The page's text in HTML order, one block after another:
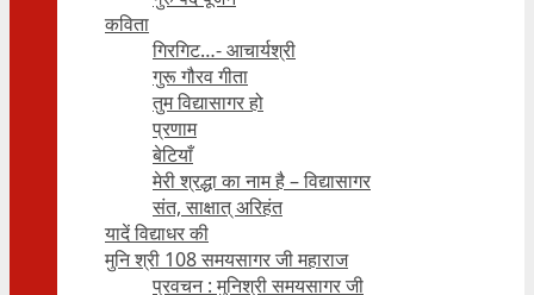
कविता
गिरगिट…- आचार्यश्री
गुरू गौरव गीता
तुम विद्यासागर हो
प्रणाम
बेटियाँ
मेरी श्रद्धा का नाम है – विद्यासागर
संत, साक्षात् अरिहंत
यादें विद्याधर की
मुनि श्री 108 समयसागर जी महाराज
प्रवचन : मुनिश्री समयसागर जी